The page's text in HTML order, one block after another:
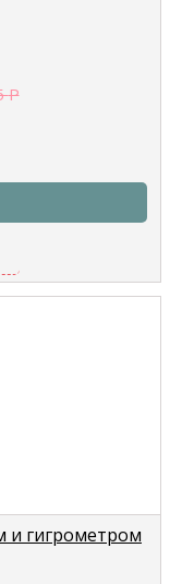
Р
и гигрометром